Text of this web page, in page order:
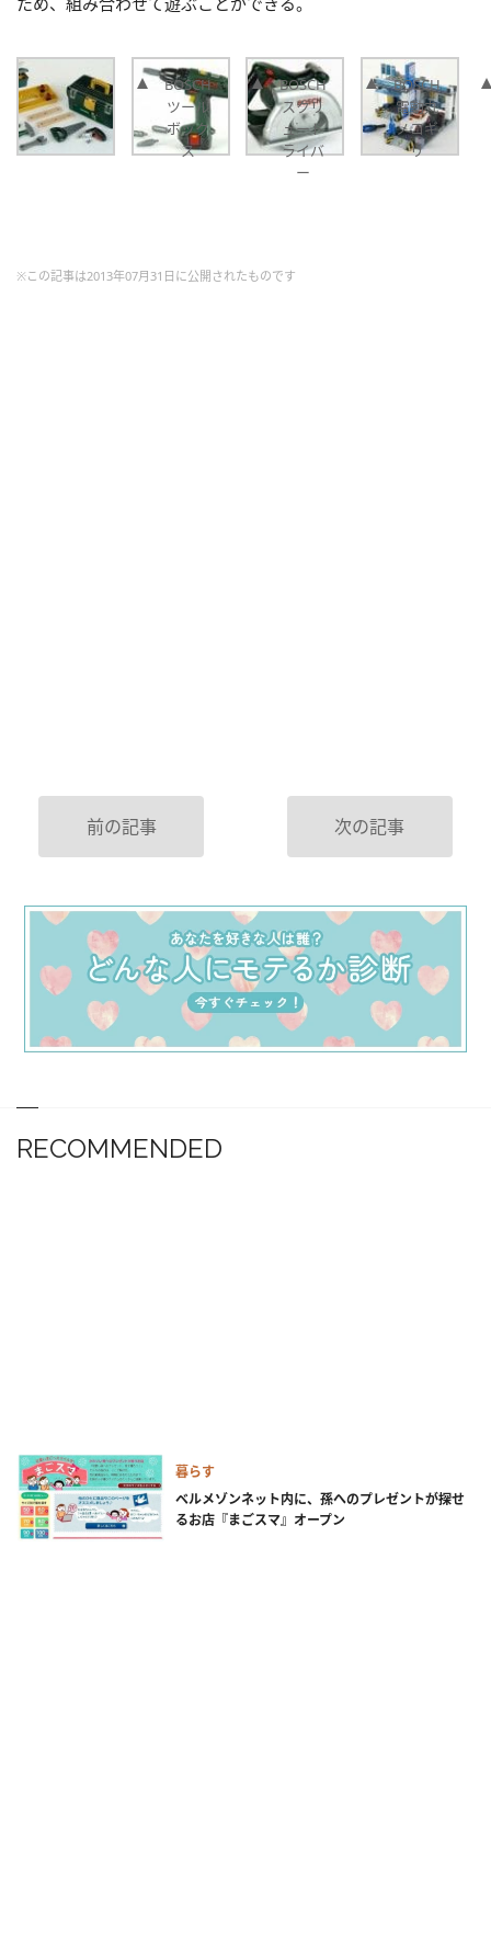
BOSCH
ツール
ボック
ス
BOSCH
スクリ
ュード
ライバ
ー
BOSCH
電動丸
ノコギ
リ
※この記事は2013年07月31日に公開されたものです
前の記事 次の記事
RECOMMENDED
暮らす
ベルメゾンネット内に、孫へのプレゼントが探せ
るお店『まごスマ』オープン